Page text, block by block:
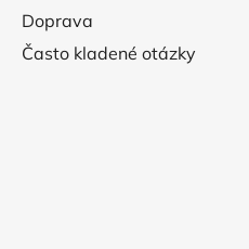
Doprava
Často kladené otázky